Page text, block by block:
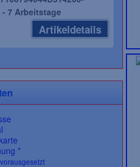
7 Arbeitstage
Artikeldetails
*